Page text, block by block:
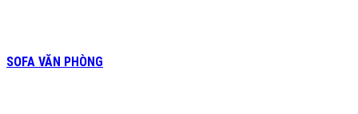
SOFA VĂN PHÒNG